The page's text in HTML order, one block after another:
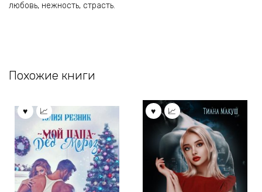
любовь, нежность, страсть.
Похожие книги